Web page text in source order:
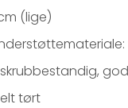
(lige)
skrubbestandig,
tørt